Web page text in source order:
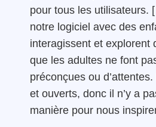
pour tous les utilisateurs.
notre logiciel avec des
interagissent et explorent
que les adultes ne font
préconçues ou
et ouverts, donc il n’y a
manière pour nous